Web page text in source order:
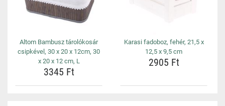
Altom Bambusz tárolókosár
csipkével, 30 x 20 x 12cm, 30
x 20 x 12 cm, L
3345 Ft
Karasi fadoboz, fehér, 21,5 x
12,5 x 9,5 cm
2905 Ft